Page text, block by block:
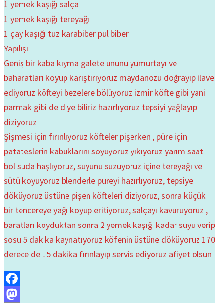
1 yemek kaşığı salça
1 yemek kaşığı tereyağı
1 çay kaşığı tuz karabiber pul biber
Yapılışı
Geniş bir kaba kıyma galete ununu yumurtayı ve
baharatları koyup karıştırıyoruz maydanozu doğrayıp ilave
ediyoruz köfteyi bezelere bölüyoruz izmir köfte gibi yani
parmak gibi de diye biliriz hazırlıyoruz tepsiyi yağlayıp
diziyoruz
Şişmesi için fırınlıyoruz köfteler pişerken , püre için
patateslerin kabuklarını soyuyoruz yıkıyoruz yarım saat
bol suda haşlıyoruz, suyunu suzuyoruz içine tereyağı ve
sütü koyuyoruz blenderle pureyi hazırlıyoruz, tepsiye
döküyoruz üstüne pişen köfteleri diziyoruz, sonra küçük
bir tencereye yağı koyup eritiyoruz, salçayı kavuruyoruz ,
baratları koyduktan sonra 2 yemek kaşığı kadar suyu verip
sosu 5 dakika kaynatıyoruz köfenin üstüne döküyoruz 170
derece de 15 dakika fırınlayıp servis ediyoruz afiyet olsun
Facebook